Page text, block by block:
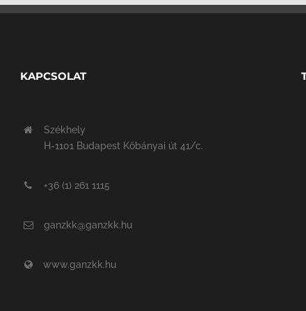
KAPCSOLAT
Székhely
H-1101 Budapest Kőbányai út 41/c.
+36 (1) 261 1115
ganzkk@ganzkk.hu
www.ganzkk.hu